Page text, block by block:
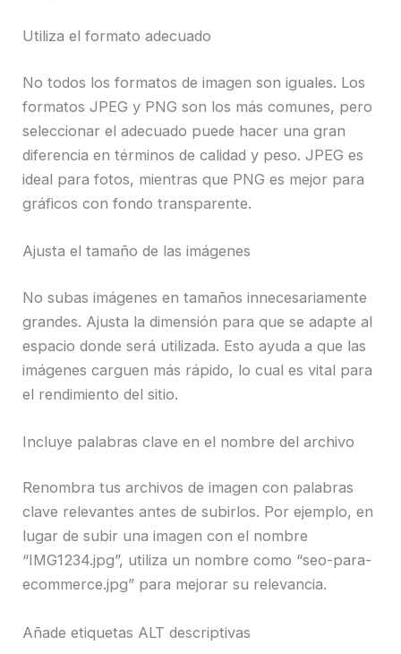
Utiliza el formato adecuado
No todos los formatos de imagen son iguales. Los
formatos JPEG y PNG son los más comunes, pero
seleccionar el adecuado puede hacer una gran
diferencia en términos de calidad y peso. JPEG es
ideal para fotos, mientras que PNG es mejor para
gráficos con fondo transparente.
Ajusta el tamaño de las imágenes
No subas imágenes en tamaños innecesariamente
grandes. Ajusta la dimensión para que se adapte al
espacio donde será utilizada. Esto ayuda a que las
imágenes carguen más rápido, lo cual es vital para
el rendimiento del sitio.
Incluye palabras clave en el nombre del archivo
Renombra tus archivos de imagen con palabras
clave relevantes antes de subirlos. Por ejemplo, en
lugar de subir una imagen con el nombre
“IMG1234.jpg”, utiliza un nombre como “seo-para-
ecommerce.jpg” para mejorar su relevancia.
Añade etiquetas ALT descriptivas